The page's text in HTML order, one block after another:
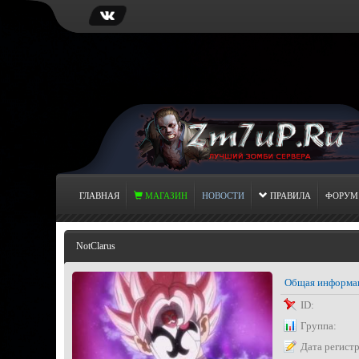
ГЛАВНАЯ МАГАЗИН НОВОСТИ ПРАВИЛА ФОРУМ
NotClarus
Общая
ID:
Группа:
Дата